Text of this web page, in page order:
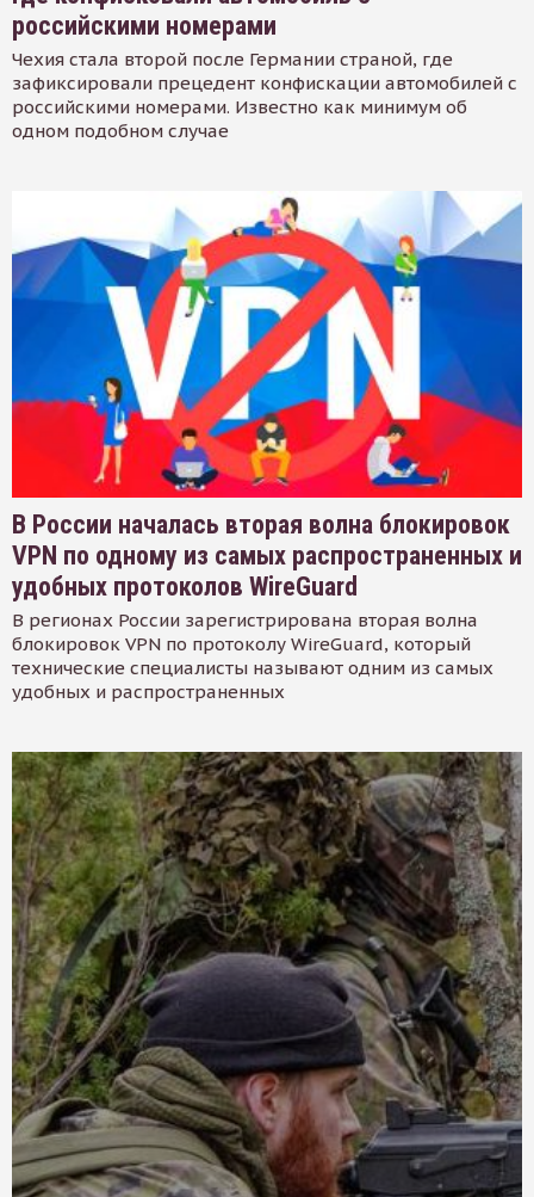
российскими номерами
Чехия стала второй после Германии страной, где
зафиксировали прецедент конфискации автомобилей с
российскими номерами. Известно как минимум об
одном подобном случае
В России началась вторая волна блокировок
VPN по одному из самых распространенных и
удобных протоколов WireGuard
В регионах России зарегистрирована вторая волна
блокировок VPN по протоколу WireGuard, который
технические специалисты называют одним из самых
удобных и распространенных